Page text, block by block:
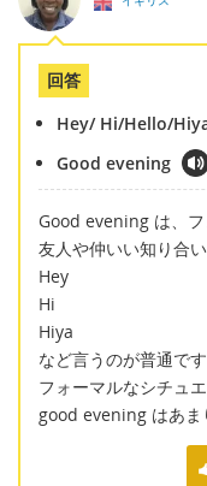
回答
Hey/ Hi/Hello/
Good evening
Good evening は、フ
友人や仲いい知り合
Hey
Hi
Hiya
など言うのが普通です
フォーマルなシチュ
good evening はあま